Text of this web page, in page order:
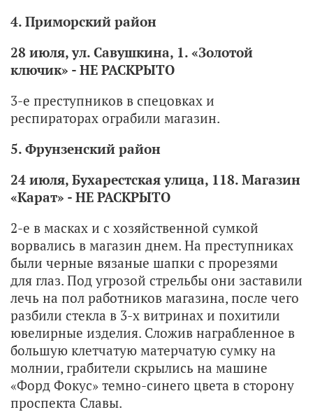
4. Приморский район
28 июля, ул. Савушкина, 1. «Золотой
ключик» - НЕ РАСКРЫТО
3-е преступников в спецовках и
респираторах ограбили магазин.
5. Фрунзенский район
24 июля, Бухарестская улица, 118. Магазин
«Карат» - НЕ РАСКРЫТО
2-е в масках и с хозяйственной сумкой
ворвались в магазин днем. На преступниках
были черные вязаные шапки с прорезями
для глаз. Под угрозой стрельбы они заставили
лечь на пол работников магазина, после чего
разбили стекла в 3-х витринах и похитили
ювелирные изделия. Сложив награбленное в
большую клетчатую матерчатую сумку на
молнии, грабители скрылись на машине
«Форд Фокус» темно-синего цвета в сторону
проспекта Славы.